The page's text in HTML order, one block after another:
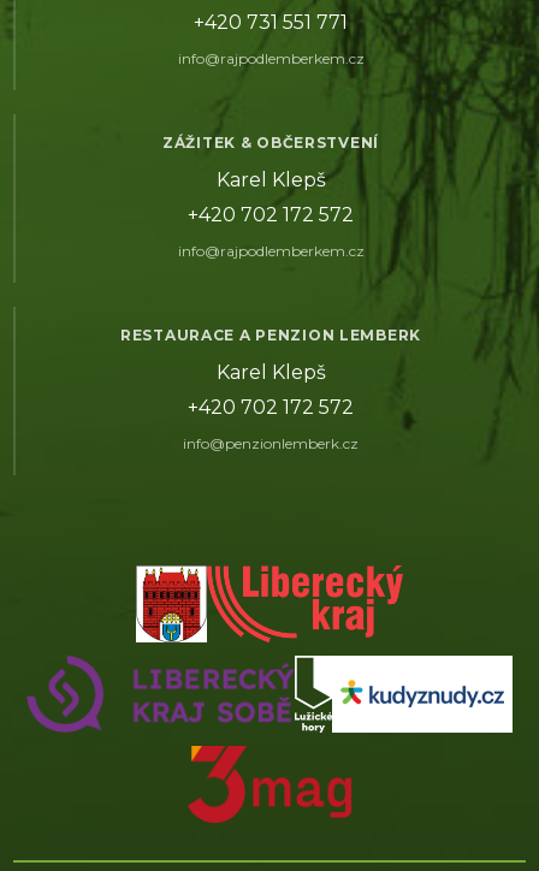
+420 731 551 771
info@rajpodlemberkem.cz
ZÁŽITEK & OBČERSTVENÍ
Karel Klepš
+420 702 172 572
info@rajpodlemberkem.cz
RESTAURACE A PENZION LEMBERK
Karel Klepš
+420 702 172 572
info@penzionlemberk.cz